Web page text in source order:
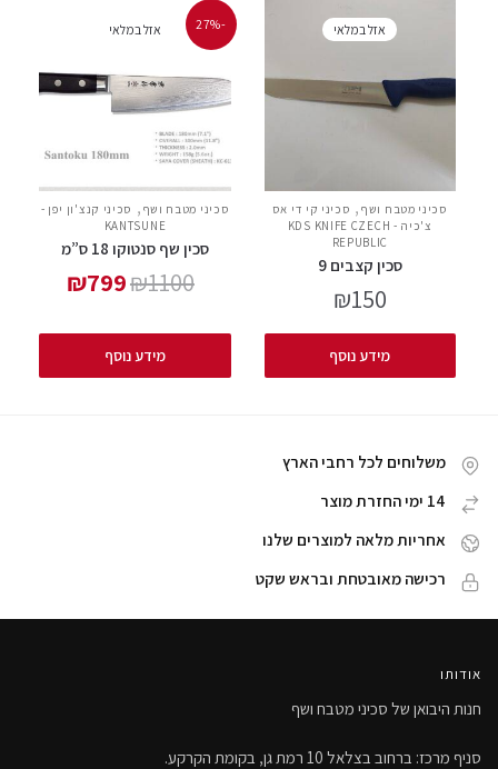
אזל במלאי
סכיני מטבח ושף , סכיני קי די אס
צ'כיה - KDS KNIFE CZECH
REPUBLIC
סכין קצבים 9
₪150
מידע נוסף
-27% אזל במלאי
סכיני מטבח ושף , סכיני קנצ'ון יפן -
KANTSUNE
סכין שף סנטוקו 18 ס”מ
₪1100
₪799
מידע נוסף
משלוחים לכל רחבי הארץ
14 ימי החזרת מוצר
אחריות מלאה למוצרים שלנו
רכישה מאובטחת ובראש שקט
אודותו
חנות היבואן של סכיני מטבח ושף
סניף מרכז: ברחוב בצלאל 10 רמת גן, בקומת הקרקע.